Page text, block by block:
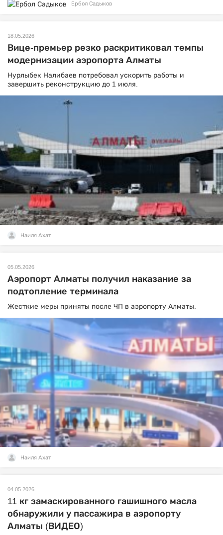
Ербол Садыков
18.05.2026
Вице-премьер резко раскритиковал темпы
модернизации аэропорта Алматы
Нурлыбек Налибаев потребовал ускорить работы и
завершить реконструкцию до 1 июля.
Наиля Ахат
05.05.2026
Аэропорт Алматы получил наказание за
подтопление терминала
Жесткие меры приняты после ЧП в аэропорту Алматы.
Наиля Ахат
04.05.2026
11 кг замаскированного гашишного масла
обнаружили у пассажира в аэропорту
Алматы (ВИДЕО)